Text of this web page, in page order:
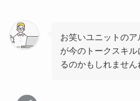
お笑いユニットの
が今のトークスキル
るのかもしれません